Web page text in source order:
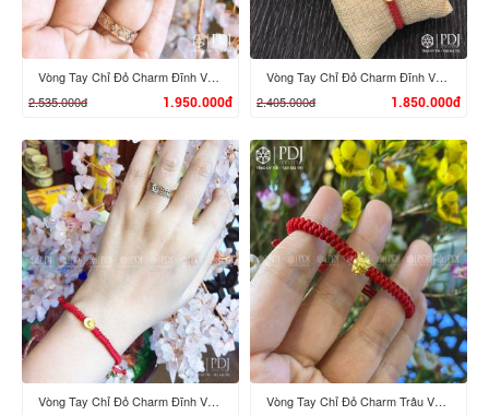
XEM CHI TIẾT
Vòng Tay Chỉ Đỏ Charm Đĩnh Vàng 24K M03
2.535.000đ
1.950.000đ
XEM CHI TIẾT
Vòng Tay Chỉ Đỏ Charm Đĩnh Vàng 24K M02
2.405.000đ
1.850.000đ
Vòng Tay Chỉ Đỏ Charm Đĩnh Vàng 24K M01
Vòng Tay Chỉ Đỏ Charm Trâu Vàng 24K mini